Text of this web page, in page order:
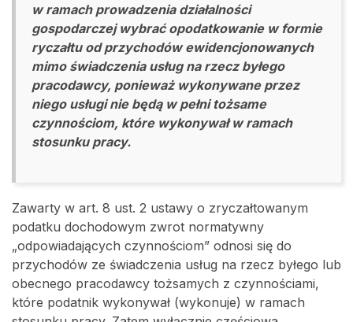
w ramach prowadzenia działalności
gospodarczej wybrać opodatkowanie w formie
ryczałtu od przychodów ewidencjonowanych
mimo świadczenia usług na rzecz byłego
pracodawcy, ponieważ wykonywane przez
niego usługi nie będą w pełni tożsame
czynnościom, które wykonywał w ramach
stosunku pracy.
Zawarty w art. 8 ust. 2 ustawy o zryczałtowanym
podatku dochodowym zwrot normatywny
„odpowiadających czynnościom” odnosi się do
przychodów ze świadczenia usług na rzecz byłego lub
obecnego pracodawcy tożsamych z czynnościami,
które podatnik wykonywał (wykonuje) w ramach